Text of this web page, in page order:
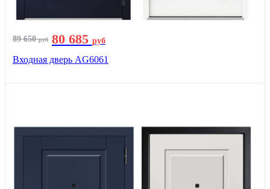
89 650руб 80 685 руб
Входная дверь AG6061